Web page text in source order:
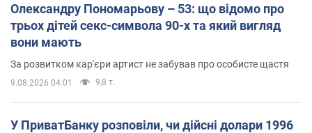
Олександру Пономарьову – 53: що відомо про
трьох дітей секс-символа 90-х та який вигляд
вони мають
За розвитком кар'єри артист не забував про особисте щастя
9.08.2026 04:01 9,8 т.
У ПриватБанку розповіли, чи дійсні долари 1996